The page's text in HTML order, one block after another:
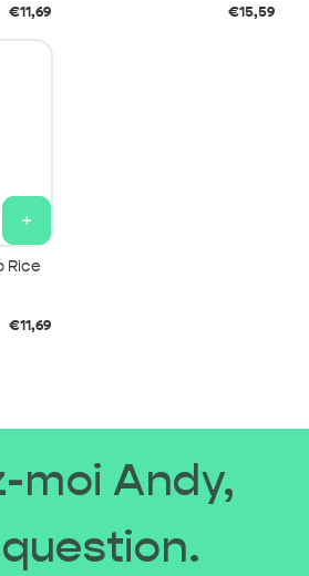
Prix
€11,69
Prix
€15,59
+
Rice
Prix
€11,69
moi Andy,